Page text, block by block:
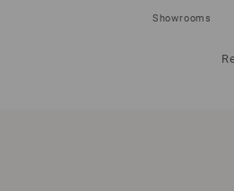
Showrooms